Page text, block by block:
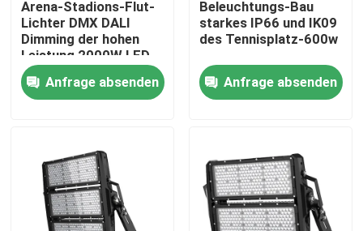
Qualitätskontrolle
Fordern Sie ein Zitat
LED-STADIONS-LICHT
Flut-Licht LED im Freien
Arena-Stadions-Flut-
Lichter DMX DALI
Dimming der hohen
Leistung 2000W LED
Anfrage absenden
Beleuchtungs-Bau
starkes IP66 und IK09
des Tennisplatz-600w
Anfrage absenden